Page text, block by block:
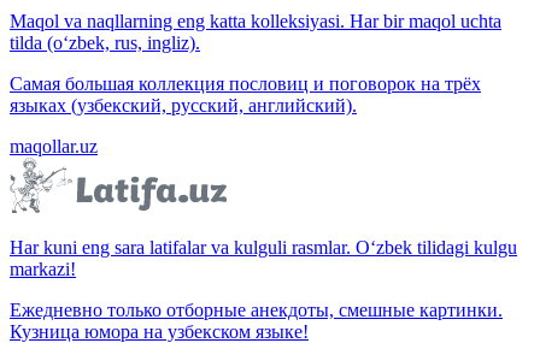
Maqol va naqllarning eng katta kolleksiyasi. Har bir maqol uchta
tilda (o‘zbek, rus, ingliz).
Самая большая коллекция пословиц и поговорок на трёх
языках (узбекский, русский, английский).
maqollar.uz
Har kuni eng sara latifalar va kulguli rasmlar. O‘zbek tilidagi kulgu
markazi!
Ежедневно только отборные анекдоты, смешные картинки.
Кузница юмора на узбекском языке!